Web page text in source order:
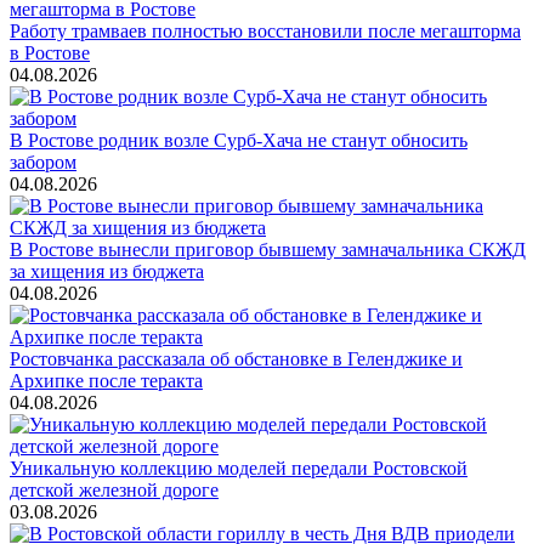
Работу трамваев полностью восстановили после мегашторма
в Ростове
04.08.2026
В Ростове родник возле Сурб-Хача не станут обносить
забором
04.08.2026
В Ростове вынесли приговор бывшему замначальника СКЖД
за хищения из бюджета
04.08.2026
Ростовчанка рассказала об обстановке в Геленджике и
Архипке после теракта
04.08.2026
Уникальную коллекцию моделей передали Ростовской
детской железной дороге
03.08.2026